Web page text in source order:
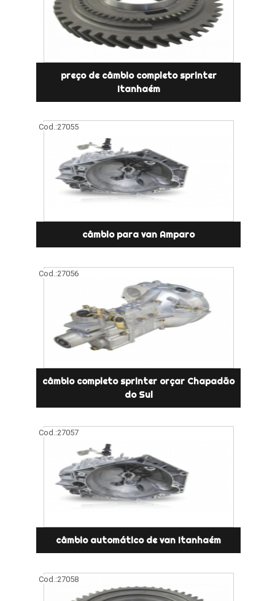
preço de câmbio completo sprinter
Itanhaém
Cod.:27055
câmbio para van Amparo
Cod.:27056
câmbio completo sprinter orçar Chapadão
do Sul
Cod.:27057
câmbio automático de van Itanhaém
Cod.:27058